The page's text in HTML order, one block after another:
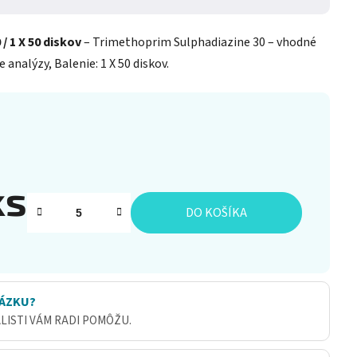
1 X 50 diskov– Trimethoprim Sulphadiazine 30 – vhodné
Balenie: 1 X 50 diskov.
DO KOŠÍKA
VÁM RADI POMÔŽU.